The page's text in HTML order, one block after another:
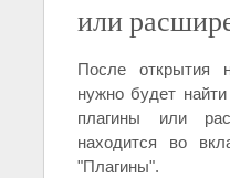
или
После открытия
нужно будет
плагины или
находится во
"Плагины".